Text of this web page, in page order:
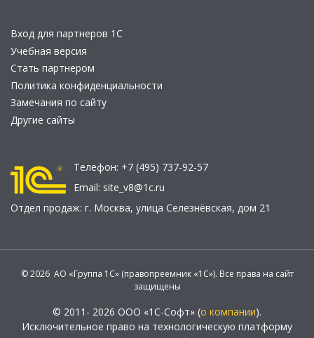
Вход для партнеров 1С
Учебная версия
Стать партнером
Политика конфиденциальности
Замечания по сайту
Другие сайты
Телефон: +7 (495) 737-92-57
Email: site_v8@1c.ru
Отдел продаж: г. Москва, улица Селезнёвская, дом 21
© 2026 АО «Группа 1С» (правопреемник «1С»). Все права на сайт
защищены
© 2011- 2026 ООО «1С-Софт» (о компании).
Исключительное право на технологическую платформу